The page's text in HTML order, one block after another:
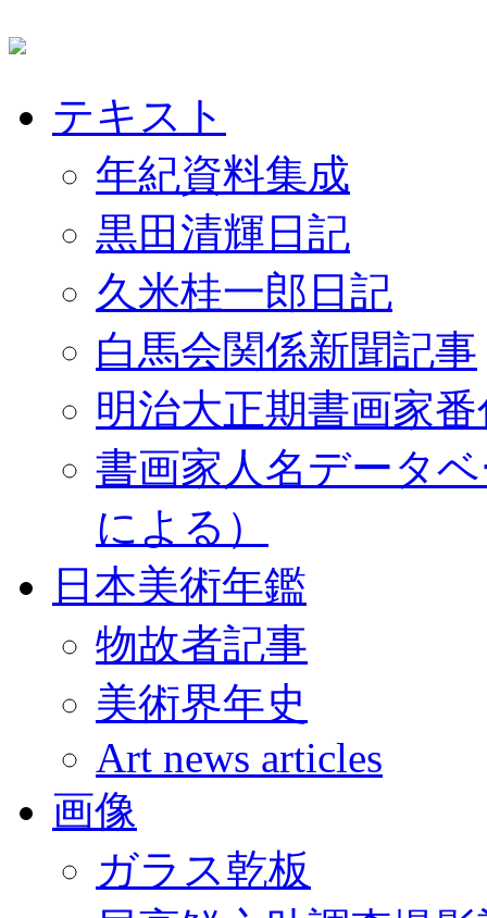
テキスト
年紀資料集成
黒田清輝日記
久米桂一郎日記
白馬会関係新聞記事
明治大正期書画家
書画家人名データ
による）
日本美術年鑑
物故者記事
美術界年史
Art news articles
画像
ガラス乾板